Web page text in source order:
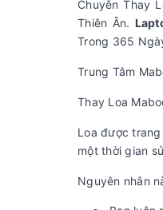
Chuyên Thay
Thiên Ân.
Trong 365
Trung Tâm
Thay Loa
Loa được
một thời gian
Nguyên nhân